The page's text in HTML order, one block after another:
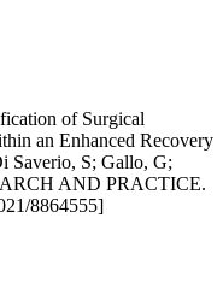
of Surgical
an Enhanced Recovery
Saverio, S; Gallo, G;
AND PRACTICE.
8864555]